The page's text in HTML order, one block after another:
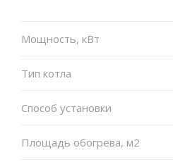
Мощность, кВт
Тип котла
Способ установки
Площадь обогрева, м2